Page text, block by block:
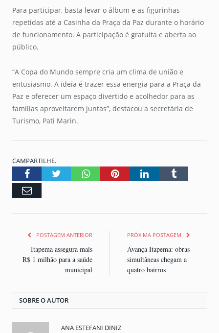
Para participar, basta levar o álbum e as figurinhas
repetidas até a Casinha da Praça da Paz durante o horário
de funcionamento. A participação é gratuita e aberta ao
público.
“A Copa do Mundo sempre cria um clima de união e
entusiasmo. A ideia é trazer essa energia para a Praça da
Paz e oferecer um espaço divertido e acolhedor para as
famílias aproveitarem juntas”, destacou a secretária de
Turismo, Pati Marin.
CAMPARTILHE.
FacebookTwitterWhatsappPinterestLinkedInTumblr
Email
POSTAGEM ANTERIOR
Itapema assegura mais
R$ 1 milhão para a saúde
municipal
PRÓXIMA POSTAGEM
Avança Itapema: obras
simultâneas chegam a
quatro bairros
SOBRE O AUTOR
ANA ESTEFANI DINIZ